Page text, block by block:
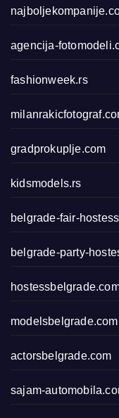
agencija-
fashionweek.rs
gradprokuplje.com
kidsmodels.rs
belgrade-fair-
belgrade-party-
modelsbelgrade.com
actorsbelgrade.com
sajam-